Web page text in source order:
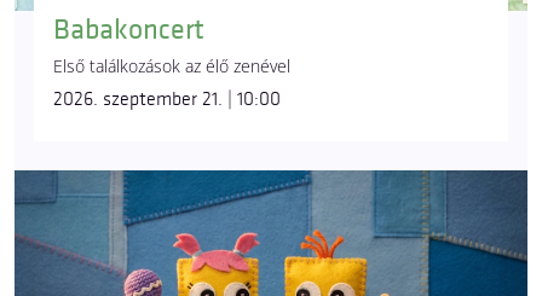
Babakoncert
Első találkozások az élő zenével
2026. szeptember 21. | 10:00